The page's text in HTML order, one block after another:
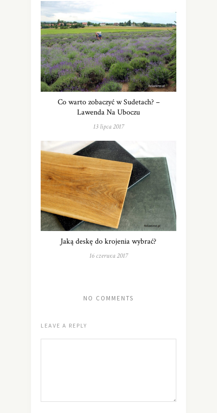
Co warto zobaczyć w Sudetach? –
Lawenda Na Uboczu
13 lipca 2017
Jaką deskę do krojenia wybrać?
16 czerwca 2017
NO COMMENTS
LEAVE A REPLY